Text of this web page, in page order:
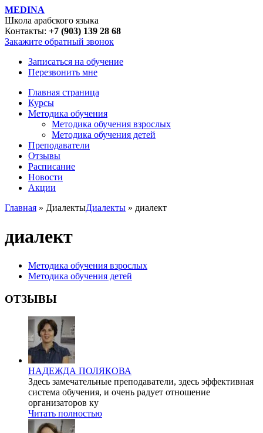
MEDINA
Школа арабского языка
Контакты: +7 (903) 139 28 68
Закажите обратный звонок
Записаться на обучение
Перезвонить мне
Главная страница
Курсы
Методика обучения
Методика обучения взрослых
Методика обучения детей
Преподаватели
Отзывы
Расписание
Новости
Акции
Главная » ДиалектыДиалекты » диалект
диалект
Методика обучения взрослых
Методика обучения детей
ОТЗЫВЫ
НАДЕЖДА ПОЛЯКОВА
Здесь замечательные преподаватели, здесь эффективная
система обучения, и очень радует отношение
организаторов ку
Читать полностью